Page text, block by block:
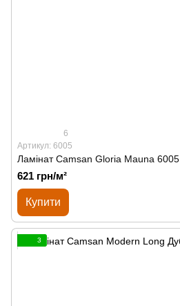
6
Артикул: 6005
Ламінат Сamsan Gloria Mauna 6005
621 грн/м²
Купити
3